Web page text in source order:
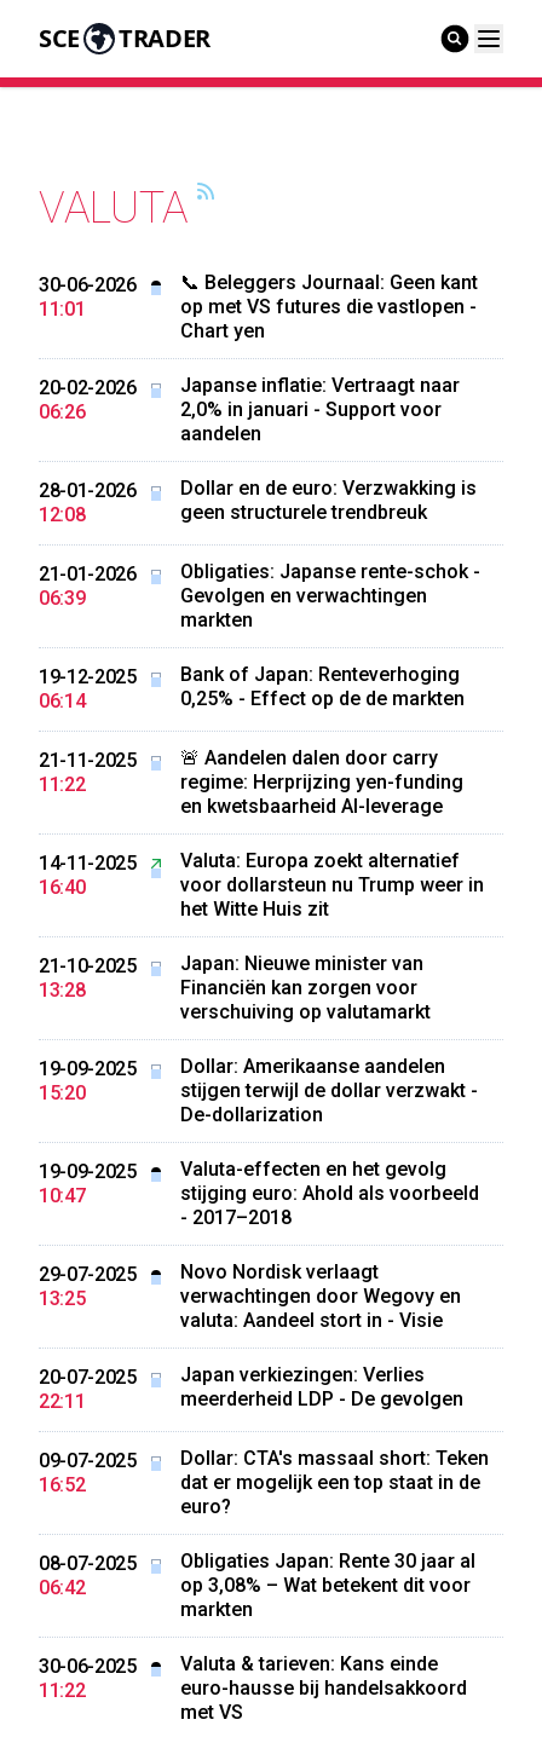
SCE TRADER
VALUTA
30-06-2026
11:01
📞 Beleggers Journaal: Geen kant
op met VS futures die vastlopen -
Chart yen
20-02-2026
06:26
Japanse inflatie: Vertraagt naar
2,0% in januari - Support voor
aandelen
28-01-2026
12:08
Dollar en de euro: Verzwakking is
geen structurele trendbreuk
21-01-2026
06:39
Obligaties: Japanse rente-schok -
Gevolgen en verwachtingen
markten
19-12-2025
06:14
Bank of Japan: Renteverhoging
0,25% - Effect op de de markten
21-11-2025
11:22
🚨 Aandelen dalen door carry
regime: Herprijzing yen-funding
en kwetsbaarheid AI-leverage
14-11-2025
16:40
Valuta: Europa zoekt alternatief
voor dollarsteun nu Trump weer in
het Witte Huis zit
21-10-2025
13:28
Japan: Nieuwe minister van
Financiën kan zorgen voor
verschuiving op valutamarkt
19-09-2025
15:20
Dollar: Amerikaanse aandelen
stijgen terwijl de dollar verzwakt -
De-dollarization
19-09-2025
10:47
Valuta-effecten en het gevolg
stijging euro: Ahold als voorbeeld
- 2017–2018
29-07-2025
13:25
Novo Nordisk verlaagt
verwachtingen door Wegovy en
valuta: Aandeel stort in - Visie
20-07-2025
22:11
Japan verkiezingen: Verlies
meerderheid LDP - De gevolgen
09-07-2025
16:52
Dollar: CTA's massaal short: Teken
dat er mogelijk een top staat in de
euro?
08-07-2025
06:42
Obligaties Japan: Rente 30 jaar al
op 3,08% – Wat betekent dit voor
markten
30-06-2025
11:22
Valuta & tarieven: Kans einde
euro-hausse bij handelsakkoord
met VS